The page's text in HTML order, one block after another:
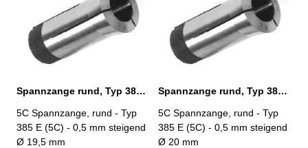
Spannzange rund, Typ 385 E (5C) Ø 19,5 mm
5C Spannzange, rund - Typ
385 E (5C) - 0,5 mm steigend
Ø 19,5 mm
Spannzange rund, Typ 385 E (5C) Ø 20,0 mm
5C Spannzange, rund - Typ
385 E (5C) - 0,5 mm steigend
Ø 20 mm